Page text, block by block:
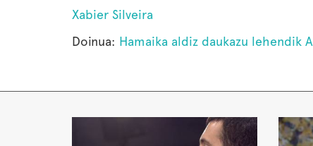
Xabier Silveira
Doinua: Hamaika aldiz daukazu lehendik A